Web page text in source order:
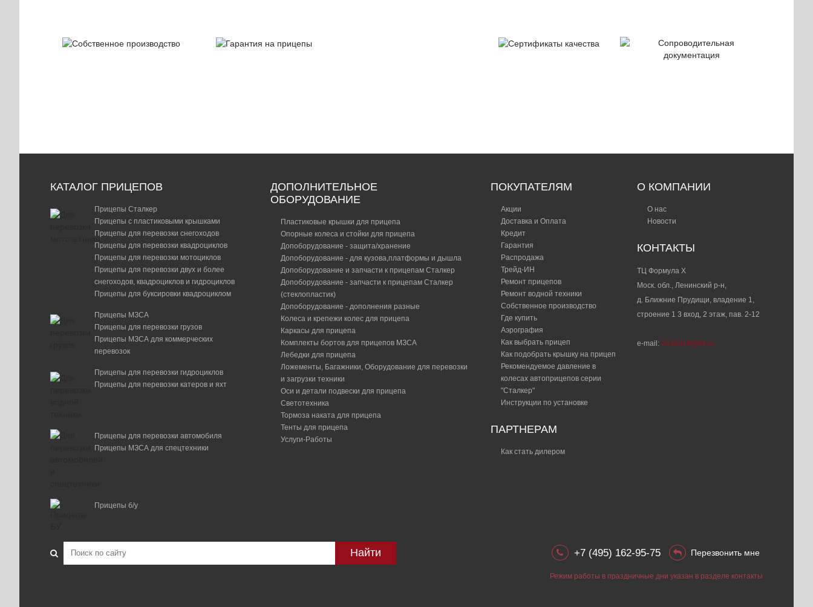
КАТАЛОГ ПРИЦЕПОВ
Прицепы Сталкер
Прицепы с пластиковыми крышками
Прицепы для перевозки снегоходов
Прицепы для перевозки квадроциклов
Прицепы для перевозки мотоциклов
Прицепы для перевозки двух и более
снегоходов, квадроциклов и гидроциклов
Прицепы для буксировки квадроциклом
Прицепы МЗСА
Прицепы для перевозки грузов
Прицепы МЗСА для коммерческих
перевозок
Прицепы для перевозки гидроциклов
Прицепы для перевозки катеров и яхт
Прицепы для перевозки автомобиля
Прицепы МЗСА для спецтехники
Прицепы б/у
ДОПОЛНИТЕЛЬНОЕ
ОБОРУДОВАНИЕ
Пластиковые крышки для прицепа
Опорные колеса и стойки для прицепа
Допоборудование - защита/хранение
Допоборудование - для кузова,платформы и дышла
Допоборудование и запчасти к прицепам Сталкер
Допоборудование - запчасти к прицепам Сталкер
(стеклопластик)
Допоборудование - дополнения разные
Колеса и крепежи колес для прицепа
Каркасы для прицепа
Комплекты бортов для прицепов МЗСА
Лебедки для прицепа
Ложементы, Багажники, Оборудование для перевозки
и загрузки техники
Оси и детали подвески для прицепа
Светотехника
Тормоза наката для прицепа
Тенты для прицепа
Услуги-Работы
ПОКУПАТЕЛЯМ
Акции
Доставка и Оплата
Кредит
Гарантия
Распродажа
Трейд-ИН
Ремонт прицепов
Ремонт водной техники
Собственное производство
Где купить
Аэрография
Как выбрать прицеп
Как подобрать крышку на прицеп
Рекомендуемое давление в
колесах автоприцепов серии
"Сталкер"​
Инструкции по установке
ПАРТНЕРАМ
Как стать дилером
О КОМПАНИИ
О нас
Новости
КОНТАКТЫ
ТЦ Формула Х
Моск. обл., Ленинский р-н,
д. Ближние Прудищи, владение 1,
строение 1 3 вход, 2 этаж, пав. 2-12
e-mail: 2210018@bk.ru
Найти +7 (495) 162-95-75 Перезвонить мне
Режим работы в праздничные дни указан в разделе контакты